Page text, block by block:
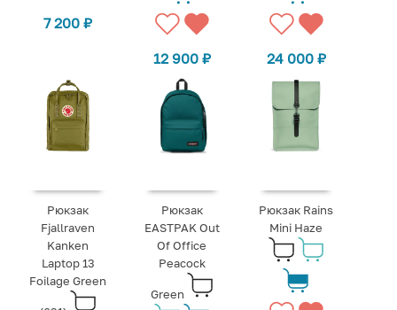
7 200₽
12 900 ₽ 24 000 ₽
Рюкзак
Fjallraven
Kanken
Laptop 13
Foilage Green
Рюкзак
EASTPAK Out
Of Office
Peacock
Green
Рюкзак Rains
Mini Haze